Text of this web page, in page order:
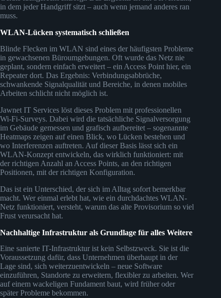
in dem jeder Handgriff sitzt – auch wenn jemand anderes ran
muss.
WLAN-Lücken systematisch schließen
Blinde Flecken im WLAN sind eines der häufigsten Probleme
in gewachsenen Büroumgebungen. Oft wurde das Netz nie
geplant, sondern einfach erweitert – ein Access Point hier, ein
Repeater dort. Das Ergebnis: Verbindungsabbrüche,
schwankende Signalqualität und Bereiche, in denen mobiles
Arbeiten schlicht nicht möglich ist.
Jawnet IT Services löst dieses Problem mit professionellen
Wi-Fi-Surveys. Dabei wird die tatsächliche Signalversorgung
im Gebäude gemessen und grafisch aufbereitet – sogenannte
Heatmaps zeigen auf einen Blick, wo Lücken bestehen und
wo Interferenzen auftreten. Auf dieser Basis lässt sich ein
WLAN-Konzept entwickeln, das wirklich funktioniert: mit
der richtigen Anzahl an Access Points, an den richtigen
Positionen, mit der richtigen Konfiguration.
Das ist ein Unterschied, der sich im Alltag sofort bemerkbar
macht. Wer einmal erlebt hat, wie ein durchdachtes WLAN-
Netz funktioniert, versteht, warum das alte Provisorium so viel
Frust verursacht hat.
Nachhaltige Infrastruktur als Grundlage für alles Weitere
Eine sanierte IT-Infrastruktur ist kein Selbstzweck. Sie ist die
Voraussetzung dafür, dass Unternehmen überhaupt in der
Lage sind, sich weiterzuentwickeln – neue Software
einzuführen, Standorte zu erweitern, flexibler zu arbeiten. Wer
auf einem wackeligen Fundament baut, wird früher oder
später Probleme bekommen.